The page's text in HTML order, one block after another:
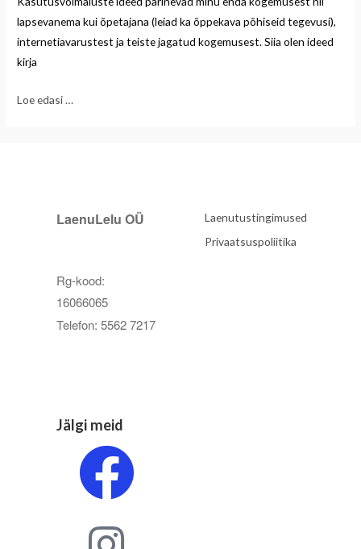
lapsevanema kui õpetajana (leiad ka õppekava põhiseid tegevusi),
internetiavarustest ja teiste jagatud kogemusest. Siia olen ideed
kirja
Loe edasi …
LaenuLelu OÜ
Rg-kood:
16066065
Telefon: 5562 7217
Laenutustingimused
Privaatsuspoliitika
Jälgi meid